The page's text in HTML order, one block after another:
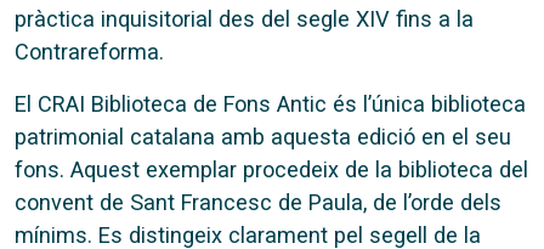
pràctica inquisitorial des del segle XIV fins a la
Contrareforma.
El CRAI Biblioteca de Fons Antic és l’única biblioteca
patrimonial catalana amb aquesta edició en el seu
fons. Aquest exemplar procedeix de la biblioteca del
convent de Sant Francesc de Paula, de l’orde dels
mínims. Es distingeix clarament pel segell de la